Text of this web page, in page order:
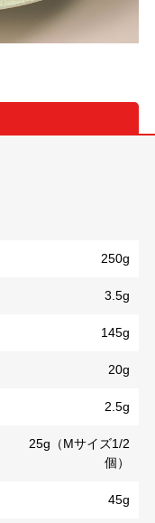
250g
3.5g
145g
20g
2.5g
25g（Mサイズ1/2
個）
45g